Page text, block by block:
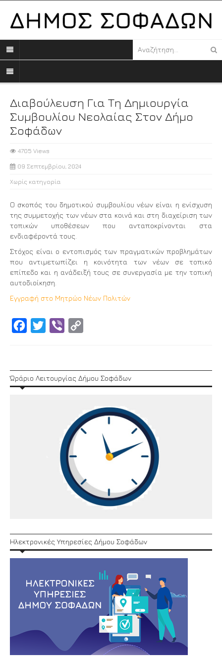
Διαβούλευση Για Τη Δημιουργία
Συμβουλίου Νεολαίας Στον Δήμο
Σοφάδων
4705 Views
09 Σεπτεμβρίου, 2024
Χωρίς κατηγορία
Ο σκοπός του δημοτικού συμβουλίου νέων είναι η ενίσχυση
της συμμετοχής των νέων στα κοινά και στη διαχείριση των
τοπικών υποθέσεων που ανταποκρίνονται στα
ενδιαφέροντά τους.
Στόχος είναι ο εντοπισμός των πραγματικών προβλημάτων
που αντιμετωπίζει η κοινότητα των νέων σε τοπικό
επίπεδο και η ανάδειξή τους σε συνεργασία με την τοπική
αυτοδιοίκηση.
Εγγραφή στο Μητρώο Νέων Πολιτών
Facebook
Twitter Viber
Ώράριο Λειτουργίας Δήμου Σοφάδων
Ηλεκτρονικές Υπηρεσίες Δήμου Σοφάδων